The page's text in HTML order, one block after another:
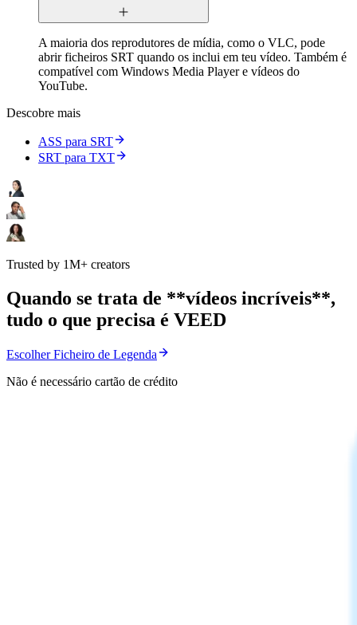
A maioria dos reprodutores de mídia, como o VLC, pode
abrir ficheiros SRT quando os inclui em teu vídeo. Também é
compatível com Windows Media Player e vídeos do
YouTube.
Descobre mais
ASS para SRT
SRT para TXT
Trusted by 1M+ creators
Quando se trata de **vídeos incríveis**,
tudo o que precisa é VEED
Escolher Ficheiro de Legenda
Não é necessário cartão de crédito